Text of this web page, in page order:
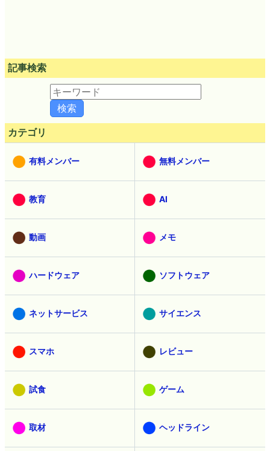
記事検索
カテゴリ
有料メンバー 無料メンバー
教育 AI
動画 メモ
ハードウェア ソフトウェア
ネットサービス サイエンス
スマホ レビュー
試食 ゲーム
取材 ヘッドライン